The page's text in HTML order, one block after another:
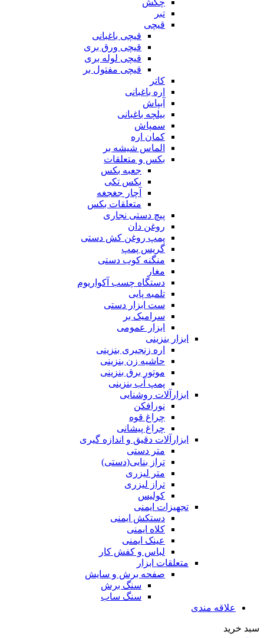
تبر
قیچی
قیچی باغبانی
قیچی ورق بری
قیچی لوله بری
قیچی مفتول بر
کاتر
اره باغبانی
آبپاش
بیلچه باغبانی
سمپاش
کمان اره
الماس شیشه بر
بکس و متعلقات
جعبه بکس
بکس تکی
آچار جغجغه
متعلقات بکس
پیچ دستی نجاری
روغن دان
پمپ روغن کش دستی
گریس پمپ
منگنه کوب دستی
مغار
دستگاه چسب آکواریوم
تلمبه پایی
ست ابزار دستی
سرامیک بر
ابزار عمومی
ابزار بنزینی
اره زنجیری بنزینی
حاشیه زن بنزینی
موتور برق بنزینی
پمپ آب بنزینی
ابزارآلات روشنایی
نورافکن
چراغ قوه
چراغ پیشانی
ابزارآلات دقیق و اندازه گیری
متر دستی
تراز بنایی(دستی)
متر لیزری
تراز لیزری
کولیس
تجهیزات ایمنی
دستکش ایمنی
کلاه ایمنی
عینک ایمنی
لباس و کفش کار
متعلقات ابزار
صفحه برش و سایش
سنگ برش
سنگ ساب
علاقه مندی
سبد خرید